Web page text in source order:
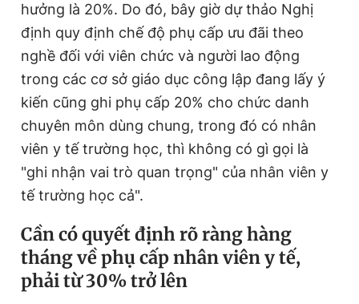
hưởng là 20%. Do đó, bây giờ dự thảo Nghị
định quy định chế độ phụ cấp ưu đãi theo
nghề đối với viên chức và người lao động
trong các cơ sở giáo dục công lập đang lấy ý
kiến cũng ghi phụ cấp 20% cho chức danh
chuyên môn dùng chung, trong đó có nhân
viên y tế trường học, thì không có gì gọi là
"ghi nhận vai trò quan trọng" của nhân viên y
tế trường học cả".
Cần có quyết định rõ ràng hàng
tháng về phụ cấp nhân viên y tế,
phải từ 30% trở lên